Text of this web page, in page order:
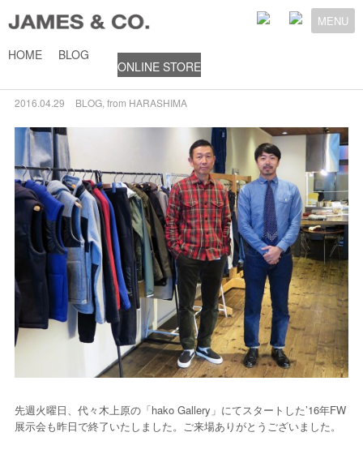
MENU
HOME BLOG
ONLINE STORE
’16 F/Wシーズン展示会終了
2016.04.29 BLOG, from HARASHIMA
先週火曜日、代々木上原の「hako Gallery」にてスタートした’16年FW
展示会も昨日で終了いたしました。ご来場ありがとうございました。